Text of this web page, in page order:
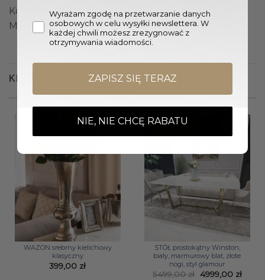
Kolor: Złoty, Transparentny
Materiał: Metal, Szkło
KLIENCI OGLĄDALI RÓWNIEŻ
WAZON srebrny kielichowy
klasyczny
399,00 zł
Promocja!
STÓŁ prostokątny Winston,
biały, marmurowy blat, złote
nogi, styl glamour
5499,00zł Pierwotna
4999,00 zł
Wyrażam zgodę na przetwarzanie danych
osobowych w celu wysyłki newslettera. W
każdej chwili możesz zrezygnować z
otrzymywania wiadomości.
ZAPISZ SIĘ TERAZ
NIE, NIE CHCĘ RABATU